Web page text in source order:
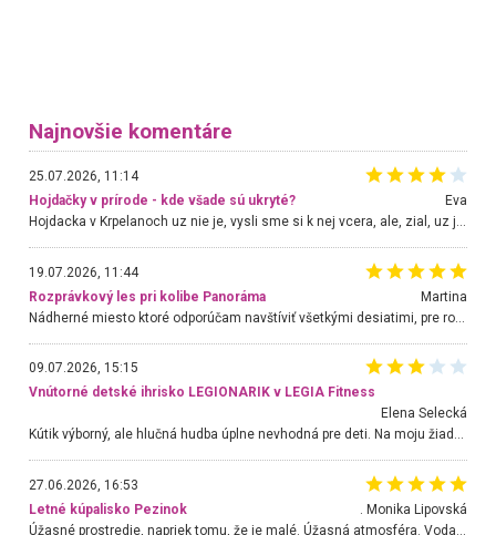
Najnovšie komentáre
25.07.2026, 11:14
Hojdačky v prírode - kde všade sú ukryté?
Eva
Hojdacka v Krpelanoch uz nie je, vysli sme si k nej vcera, ale, zial, uz je znicena. Ak sem planujete cestu len kvoli hojdacke, mozete si ju usetrit. Krasny vyhlad je tu vsak aj bez hojdacky :-)
19.07.2026, 11:44
Rozprávkový les pri kolibe Panoráma
Martina
Nádherné miesto ktoré odporúčam navštíviť všetkými desiatimi, pre rodiny s deťmi, dôchodcom... Proste a jednoducho ozaj rozprávkový les.. určite ešte prídeme. Odniesli sme si na pamiatku krásne tričká,
09.07.2026, 15:15
Vnútorné detské ihrisko LEGIONARIK v LEGIA Fitness
Elena Selecká
Kútik výborný, ale hlučná hudba úplne nevhodná pre deti. Na moju žiadosť o aspoň sušenie nereagovali.
27.06.2026, 16:53
Letné kúpalisko Pezinok
. Monika Lipovská
Úžasné prostredie, napriek tomu, že je malé. Úžasná atmosféra. Voda fantastická a nádherná. Ľudí je pomerne veľa, ale su mili a ohľaduplní. Je veľmi zaujímavé sledovať, ako dokážu spolu športovať cudzí ľudia a bez ohľadu na vek. Vládne tu pohoda. Vnuka neviem dostať z vody. Ďakujem za krásny deň . Urcite sa sem vrátim. Jediný problém je s parkovaním, ale aj ten sa mi podarilo vyriešiť. Monika Bratislava